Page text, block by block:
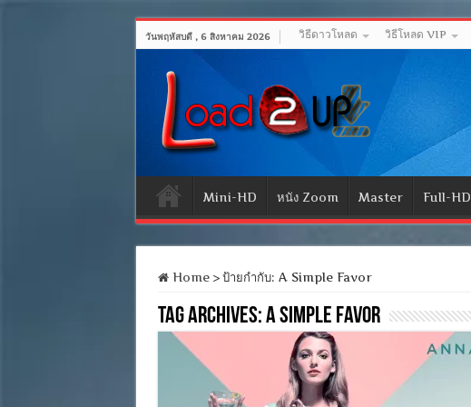
วันพฤหัสบดี , 6 สิงหาคม 2026 วิธีดาวโหลด วิธีโหลด VIP
Mini-HD หนัง Zoom Master Full-HD
Home > ป้ายกำกับ: A Simple Favor
Tag Archives:A Simple Favor